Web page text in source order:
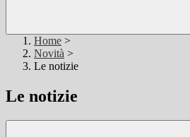
Home >
Novità >
Le notizie
Le notizie